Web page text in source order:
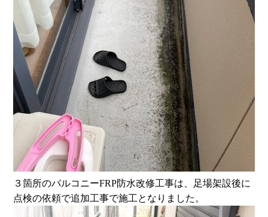
３箇所のバルコニーFRP防水改修工事は、足場架設後に
点検の依頼で追加工事で施工となりました。